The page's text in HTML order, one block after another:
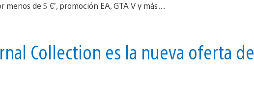
Collection es la nueva oferta de